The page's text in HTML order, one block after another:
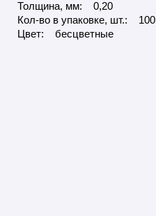
Толщина, мм: 0,20
Кол-во в упаковке, шт.: 100
Цвет: бесцветные